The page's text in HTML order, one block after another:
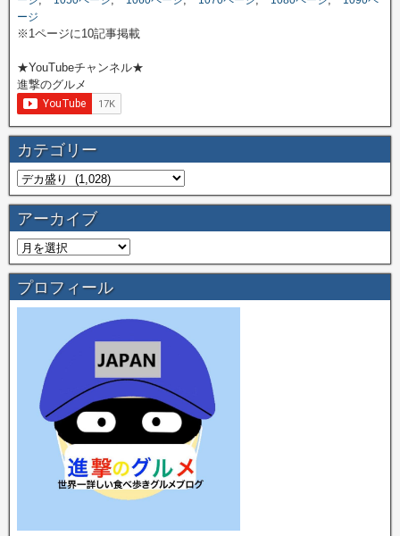
ージ
※1ページに10記事掲載
★YouTubeチャンネル★
進撃のグルメ
カテゴリー
アーカイブ
プロフィール